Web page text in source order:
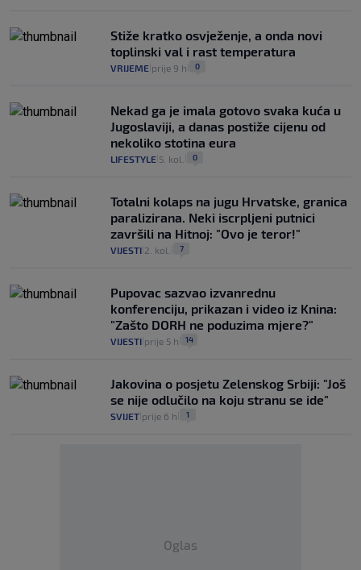
Stiže kratko osvježenje, a onda novi
toplinski val i rast temperatura
VRIJEME prije 9 h 0
Nekad ga je imala gotovo svaka kuća u
Jugoslaviji, a danas postiže cijenu od
nekoliko stotina eura
LIFESTYLE 5. kol. 0
Totalni kolaps na jugu Hrvatske, granica
paralizirana. Neki iscrpljeni putnici
završili na Hitnoj: "Ovo je teror!"
VIJESTI 2. kol. 7
Pupovac sazvao izvanrednu
konferenciju, prikazan i video iz Knina:
"Zašto DORH ne poduzima mjere?"
VIJESTI prije 5 h 14
Jakovina o posjetu Zelenskog Srbiji: "Još
se nije odlučilo na koju stranu se ide"
SVIJET prije 6 h 1
Oglas